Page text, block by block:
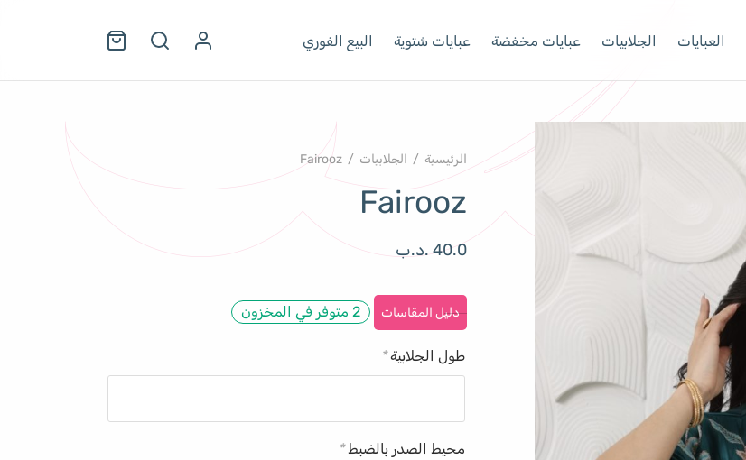
العبايات الجلابيات عبايات مخفضة عبايات شتوية البيع الفوري
الرئيسية / الجلابيات /
Fairooz
40.0 .د.ب
دليل المقاسات 2 متوفر في المخزون
طول الجلابية*
محيط الصدر بالضبط*